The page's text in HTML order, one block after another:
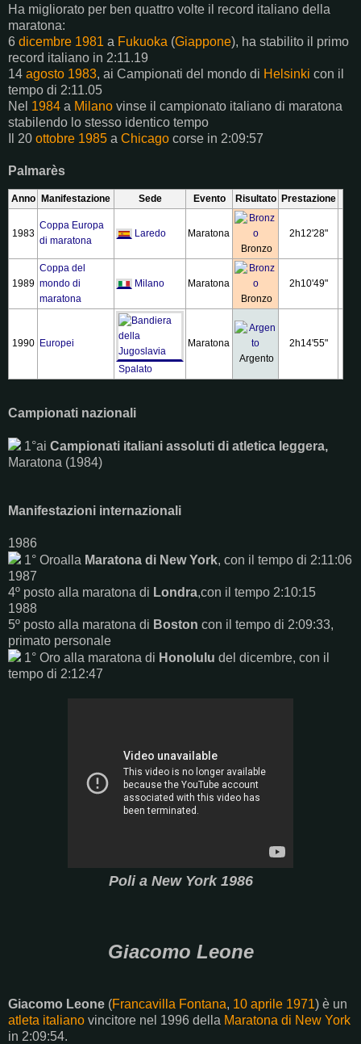
Ha migliorato per ben quattro volte il record italiano della
maratona:
6 dicembre 1981 a Fukuoka (Giappone), ha stabilito il primo
record italiano in 2:11.19
14 agosto 1983, ai Campionati del mondo di Helsinki con il
tempo di 2:11.05
Nel 1984 a Milano vinse il campionato italiano di maratona
stabilendo lo stesso identico tempo
Il 20 ottobre 1985 a Chicago corse in 2:09:57
Palmarès
Anno Manifestazione Sede Evento Risultato Prestazione
1983
Coppa Europa
di maratona
Laredo
Maratona
Bronzo
2h12'28"
1989
Coppa del
mondo di
maratona
Milano
Maratona
Bronzo
2h10'49"
1990 Europei
Spalato
Maratona
Argento
2h14'55"
Campionati nazionali
1°ai Campionati italiani assoluti di atletica leggera,
Maratona (1984)
Manifestazioni internazionali
1986
1° Oroalla Maratona di New York, con il tempo di 2:11:06
1987
4º posto alla maratona di Londra,con il tempo 2:10:15
1988
5º posto alla maratona di Boston con il tempo di 2:09:33,
primato personale
1° Oro alla maratona di Honolulu del dicembre, con il
tempo di 2:12:47
Poli a New York 1986
Giacomo Leone
Giacomo Leone (Francavilla Fontana, 10 aprile 1971) è un
atleta italiano vincitore nel 1996 della Maratona di New York
in 2:09:54.